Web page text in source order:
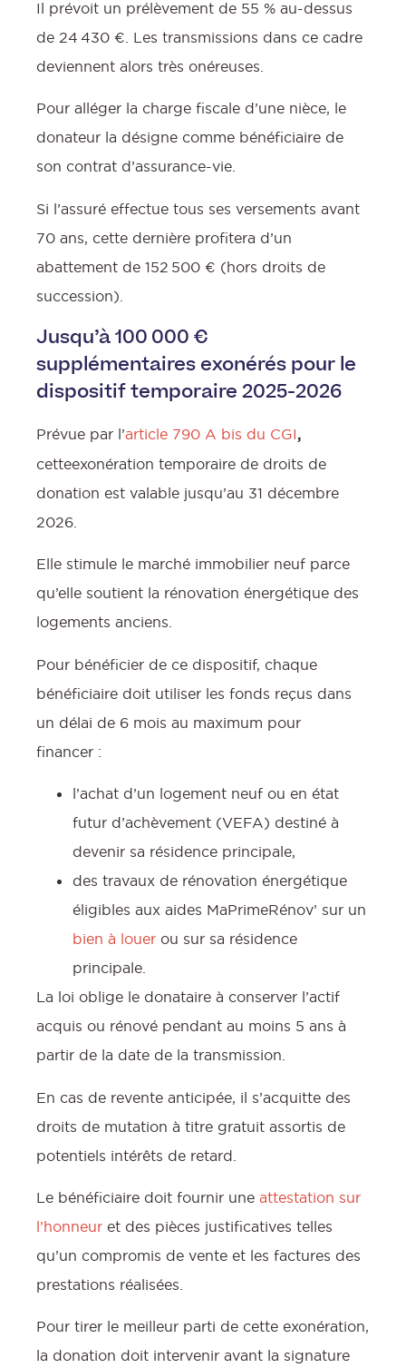
Il prévoit un prélèvement de 55 % au-dessus
de 24 430 €. Les transmissions dans ce cadre
deviennent alors très onéreuses.
Pour alléger la charge fiscale d’une nièce, le
donateur la désigne comme bénéficiaire de
son contrat d’assurance-vie.
Si l’assuré effectue tous ses versements avant
70 ans, cette dernière profitera d’un
abattement de 152 500 € (hors droits de
succession).
Jusqu’à 100 000 €
supplémentaires exonérés pour le
dispositif temporaire 2025-2026
Prévue par l’article 790 A bis du CGI,
cetteexonération temporaire de droits de
donation est valable jusqu’au 31 décembre
2026.
Elle stimule le marché immobilier neuf parce
qu’elle soutient la rénovation énergétique des
logements anciens.
Pour bénéficier de ce dispositif, chaque
bénéficiaire doit utiliser les fonds reçus dans
un délai de 6 mois au maximum pour
financer :
l’achat d’un logement neuf ou en état
futur d’achèvement (VEFA) destiné à
devenir sa résidence principale,
des travaux de rénovation énergétique
éligibles aux aides MaPrimeRénov’ sur un
bien à louer ou sur sa résidence
principale.
La loi oblige le donataire à conserver l’actif
acquis ou rénové pendant au moins 5 ans à
partir de la date de la transmission.
En cas de revente anticipée, il s’acquitte des
droits de mutation à titre gratuit assortis de
potentiels intérêts de retard.
Le bénéficiaire doit fournir une attestation sur
l’honneur et des pièces justificatives telles
qu’un compromis de vente et les factures des
prestations réalisées.
Pour tirer le meilleur parti de cette exonération,
la donation doit intervenir avant la signature